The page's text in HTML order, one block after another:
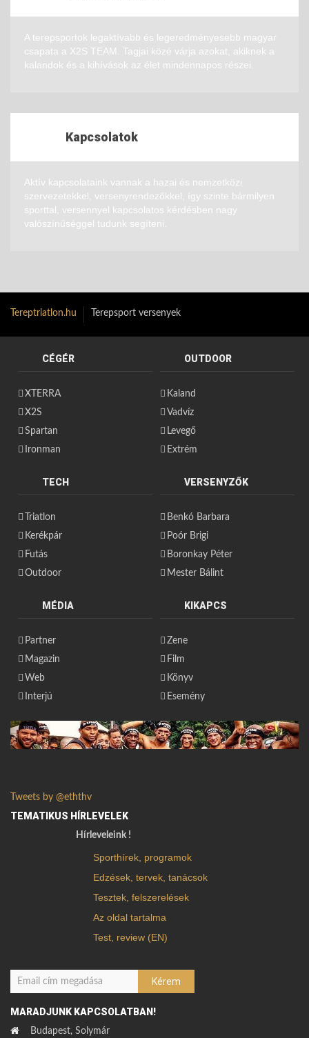
A terepsportok legaktívabb és legeredményesebb magyar
csapata a X2S TEAM. Tagjai közé várja azokat, akiknek a
kalandok és a kihívások az élet mindennapos részei.
Kapcsolatok
Aktív kapcsolataink vannak a hazai és nemzetközi
szervezetekkel, versenyrendezőkkel, így szinte bármilyen
sporttal, versennyel kapcsolatos kérdésben nagy
valószínűséggel tudunk segíteni.
Tereptriatlon.hu Terepsport versenyek
CÉGÉR
XTERRA
X2S
Spartan
Ironman
OUTDOOR
Kaland
Vadvíz
Levegő
Extrém
TECH
Triatlon
Kerékpár
Futás
Outdoor
VERSENYZŐK
Benkó Barbara
Poór Brigi
Boronkay Péter
Mester Bálint
MÉDIA
Partner
Magazin
Web
Interjú
KIKAPCS
Zene
Film
Könyv
Esemény
Tweets by @eththv
TEMATIKUS HÍRLEVELEK
Hírleveleink !
Sporthírek, programok
Edzések, tervek, tanácsok
Tesztek, felszerelések
Az oldal tartalma
Test, review (EN)
MARADJUNK KAPCSOLATBAN!
Budapest, Solymár